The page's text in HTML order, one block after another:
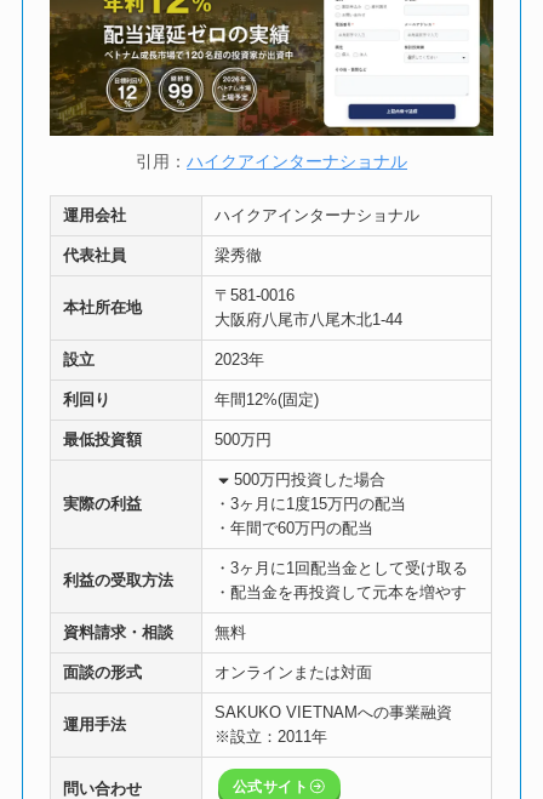
引用： ハイクアインターナショナル
運用会社 ハイクアインターナショナル
代表社員 梁秀徹
本社所在地
〒581-0016
大阪府八尾市八尾木北1-44
設立 2023年
利回り 年間12%(固定)
最低投資額 500万円
実際の利益
500万円投資した場合
・3ヶ月に1度15万円の配当
・年間で60万円の配当
利益の受取方法
・3ヶ月に1回配当金として受け取る
・配当金を再投資して元本を増やす
資料請求・相談 無料
面談の形式 オンラインまたは対面
運用手法
SAKUKO VIETNAMへの事業融資
※設立：2011年
問い合わせ 公式サイト